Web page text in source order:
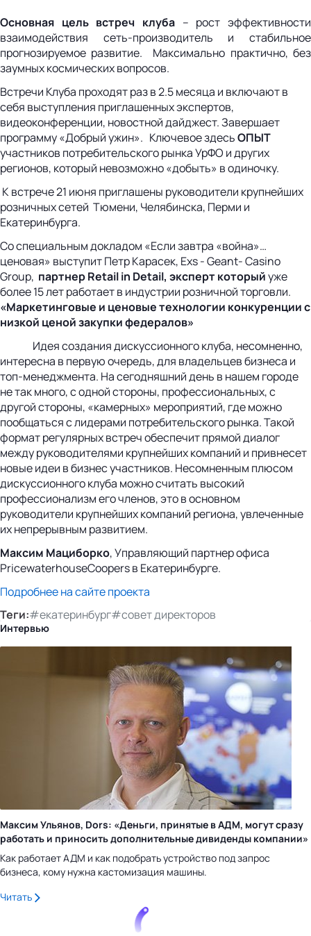
Основная цель встреч клуба – рост эффективности
взаимодействия сеть-производитель и стабильное
прогнозируемое развитие. Максимально практично, без
заумных космических вопросов.
Встречи Клуба проходят раз в 2.5 месяца и включают в
себя выступления приглашенных экспертов,
видеоконференции, новостной дайджест. Завершает
программу «Добрый ужин». Ключевое здесьОПЫТ
участников потребительского рынка УрФО и других
регионов, который невозможно «добыть» в одиночку.
К встрече 21 июня приглашены руководители крупнейших
розничных сетей Тюмени, Челябинска, Перми и
Екатеринбурга.
Со специальным докладом «Если завтра «война»…
ценовая» выступит Петр Карасек, Exs - Geant- Casino
Group, партнер Retail in Detail, эксперткоторыйуже
более 15 лет работает в индустрии розничной торговли.
«Маркетинговые и ценовые технологии конкуренции с
низкой ценой закупки федералов»
Идея создания дискуссионного клуба, несомненно,
интересна в первую очередь, для владельцев бизнеса и
топ-менеджмента. На сегодняшний день в нашем городе
не так много, с одной стороны, профессиональных, с
другой стороны, «камерных» мероприятий, где можно
пообщаться с лидерами потребительского рынка. Такой
формат регулярных встреч обеспечит прямой диалог
между руководителями крупнейших компаний и привнесет
новые идеи в бизнес участников. Несомненным плюсом
дискуссионного клуба можно считать высокий
профессионализм его членов, это в основном
руководители крупнейших компаний региона, увлеченные
их непрерывным развитием.
Максим Мациборко, Управляющий партнер офиса
PricewaterhouseCoopers в Екатеринбурге.
Подробнее на сайте проекта
Теги:#екатеринбург#совет директоров
Интервью
Максим Ульянов, Dors: «Деньги, принятые в АДМ, могут сразу
работать и приносить дополнительные дивиденды компании»
Как работает АДМ и как подобрать устройство под запрос
бизнеса, кому нужна кастомизация машины.
Читать